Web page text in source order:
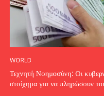
WORLD
Τεχνητή Νοημοσύνη: Οι
στοίχημα για να πληρώσουν